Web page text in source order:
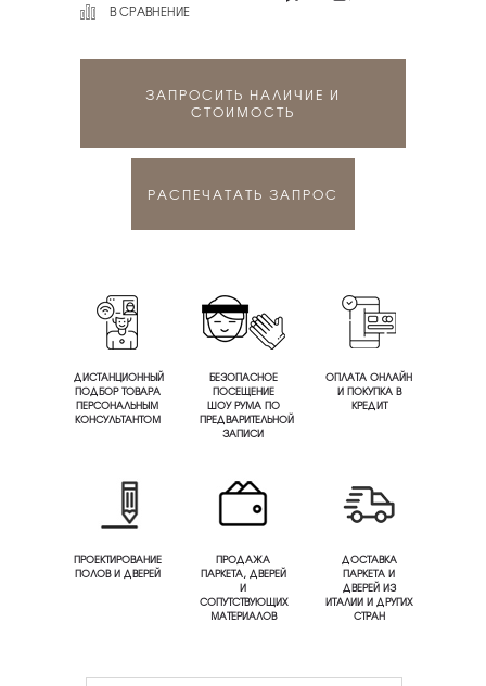
В СРАВНЕНИЕ
ЗАПРОСИТЬ НАЛИЧИЕ И
СТОИМОСТЬ
РАСПЕЧАТАТЬ ЗАПРОС
ДИСТАНЦИОННЫЙ
ПОДБОР ТОВАРА
ПЕРСОНАЛЬНЫМ
КОНСУЛЬТАНТОМ
БЕЗОПАСНОЕ
ПОСЕЩЕНИЕ
ШОУ РУМА ПО
ПРЕДВАРИТЕЛЬНОЙ
ЗАПИСИ
ОПЛАТА ОНЛАЙН
И ПОКУПКА В
КРЕДИТ
ПРОЕКТИРОВАНИЕ
ПОЛОВ И ДВЕРЕЙ
ПРОДАЖА
ПАРКЕТА, ДВЕРЕЙ
И
СОПУТСТВУЮЩИХ
МАТЕРИАЛОВ
ДОСТАВКА
ПАРКЕТА И
ДВЕРЕЙ ИЗ
ИТАЛИИ И ДРУГИХ
СТРАН